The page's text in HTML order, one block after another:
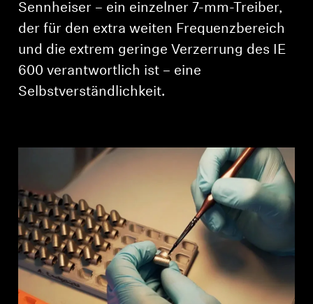
Sennheiser – ein einzelner 7-mm-Treiber,
der für den extra weiten Frequenzbereich
und die extrem geringe Verzerrung des IE
600 verantwortlich ist – eine
Selbstverständlichkeit.